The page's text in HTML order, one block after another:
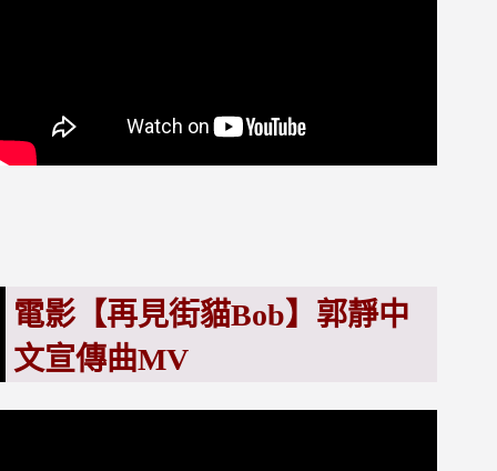
電影【再見街貓Bob】郭靜中
文宣傳曲MV